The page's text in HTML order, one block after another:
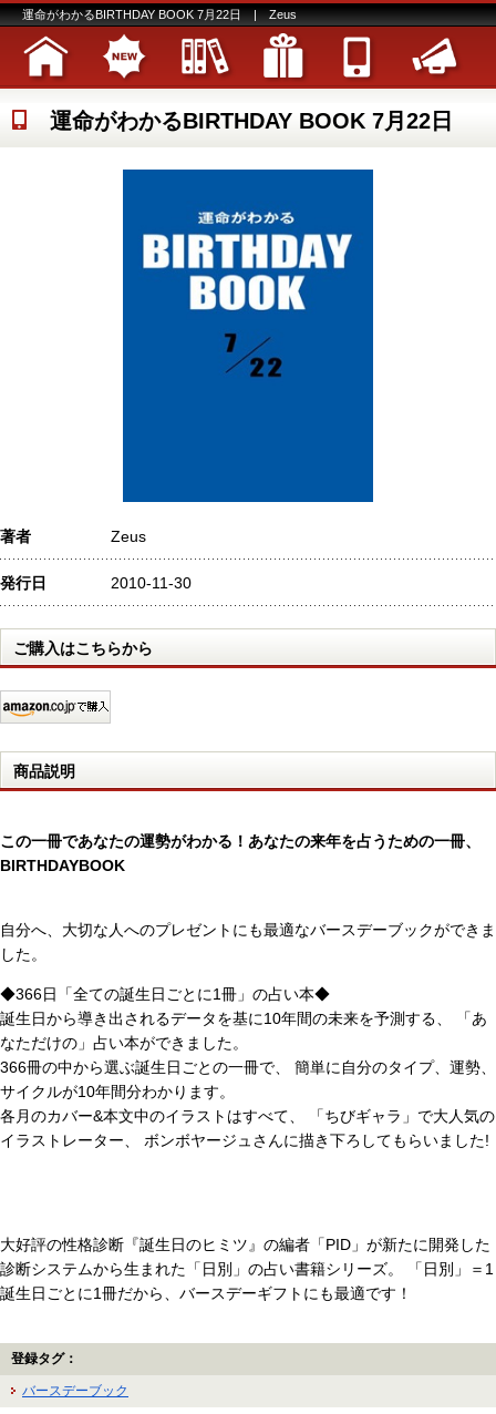
運命がわかるBIRTHDAY BOOK 7月22日 | Zeus
運命がわかるBIRTHDAY BOOK 7月22日
著者 Zeus
発行日 2010-11-30
ご購入はこちらから
商品説明
この一冊であなたの運勢がわかる！あなたの来年を占うための一冊、
BIRTHDAYBOOK
自分へ、大切な人へのプレゼントにも最適なバースデーブックができま
した。
◆366日「全ての誕生日ごとに1冊」の占い本◆
誕生日から導き出されるデータを基に10年間の未来を予測する、 「あ
なただけの」占い本ができました。
366冊の中から選ぶ誕生日ごとの一冊で、 簡単に自分のタイプ、運勢、
サイクルが10年間分わかります。
各月のカバー&本文中のイラストはすべて、 「ちびギャラ」で大人気の
イラストレーター、 ボンボヤージュさんに描き下ろしてもらいました!
大好評の性格診断『誕生日のヒミツ』の編者「PID」が新たに開発した
診断システムから生まれた「日別」の占い書籍シリーズ。 「日別」＝1
誕生日ごとに1冊だから、バースデーギフトにも最適です！
登録タグ：
バースデーブック